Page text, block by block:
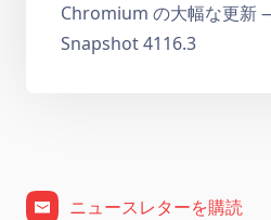
Chromium の大幅な更新
Snapshot 4116.3
ニュースレターを購読